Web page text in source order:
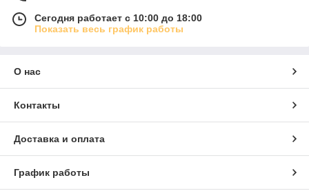
Сегодня работает с 10:00 до 18:00
Показать весь график работы
О нас
Контакты
Доставка и оплата
График работы